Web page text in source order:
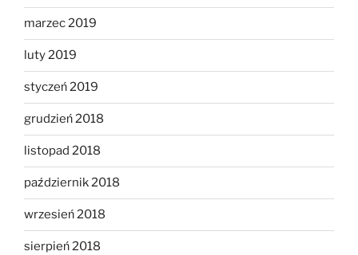
marzec 2019
luty 2019
styczeń 2019
grudzień 2018
listopad 2018
październik 2018
wrzesień 2018
sierpień 2018